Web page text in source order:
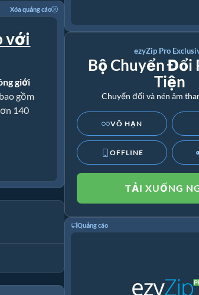
Xóa quảng cáo
với
giới
gồm
140
ezyZip Pro
Bộ Chuyển Đổi
Tiện
Chuyển đổi và nén âm
VÔ HẠN
OFFLINE
TẢI XUỐNG
Quảng cáo